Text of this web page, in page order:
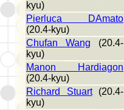
kyu)
Pierluca DAmato
(20.4-kyu)
Chufan Wang (20.4-
kyu)
Manon Hardiagon
(20.4-kyu)
Richard Stuart(20.4-
kyu)